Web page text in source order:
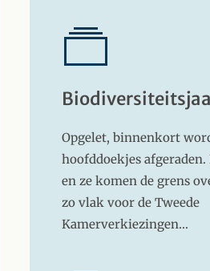
Opgelet, binnenkort
hoofddoekjes afgeraden.
en ze komen de grens
zo vlak voor de Tweede
Kamerverkiezingen…